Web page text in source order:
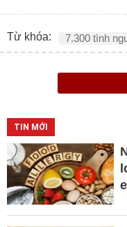
Từ khóa: 7.300 tình
TIN MỚI